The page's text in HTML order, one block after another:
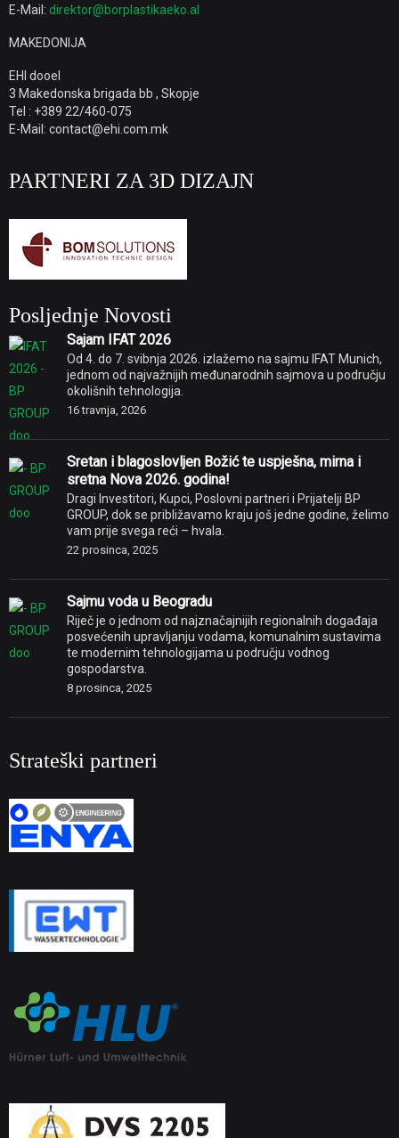
E-Mail: direktor@borplastikaeko.al
MAKEDONIJA
EHI dooel
3 Makedonska brigada bb , Skopje
Tel : +389 22/460-075
E-Mail: contact@ehi.com.mk
PARTNERI ZA 3D DIZAJN
Posljednje Novosti
Sajam IFAT 2026
Od 4. do 7. svibnja 2026. izlažemo na sajmu IFAT Munich,
jednom od najvažnijih međunarodnih sajmova u području
okolišnih tehnologija.
16 travnja, 2026
Sretan i blagoslovljen Božić te uspješna, mirna i
sretna Nova 2026. godina!
Dragi Investitori, Kupci, Poslovni partneri i Prijatelji BP
GROUP, dok se približavamo kraju još jedne godine, želimo
vam prije svega reći – hvala.
22 prosinca, 2025
Sajmu voda u Beogradu
Riječ je o jednom od najznačajnijih regionalnih događaja
posvećenih upravljanju vodama, komunalnim sustavima
te modernim tehnologijama u području vodnog
gospodarstva.
8 prosinca, 2025
Strateški partneri